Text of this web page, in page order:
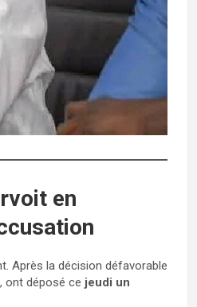
en
Après la décision défavorable
, ont déposé ce jeudi un